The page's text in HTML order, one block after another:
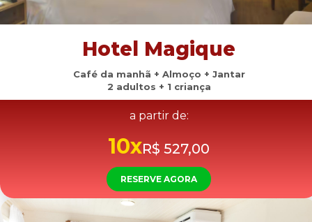
Hotel Magique
Café da manhã + Almoço + Jantar
2 adultos + 1 criança
a partir de:
10xR$ 527,00
RESERVE AGORA